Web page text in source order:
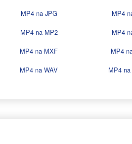
MP4 na JPG MP4
MP4 na MP2 MP4
MP4 na MXF MP4
MP4 na WAV MP4